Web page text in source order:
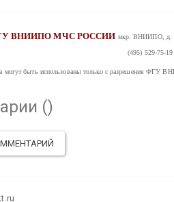
ВНИИПО МЧС РОССИИ мкр. ВНИИПО, д.
(495) 529-75-19
могут быть использованы только с разрешения
()